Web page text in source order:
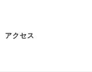
アクセス